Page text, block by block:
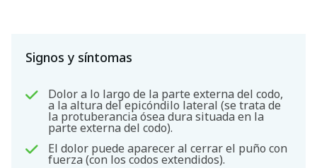
Signos y síntomas
Dolor a lo largo de la parte externa del codo,
a la altura del epicóndilo lateral (se trata de
la protuberancia ósea dura situada en la
parte externa del codo).
El dolor puede aparecer al cerrar el puño con
fuerza (con los codos extendidos).